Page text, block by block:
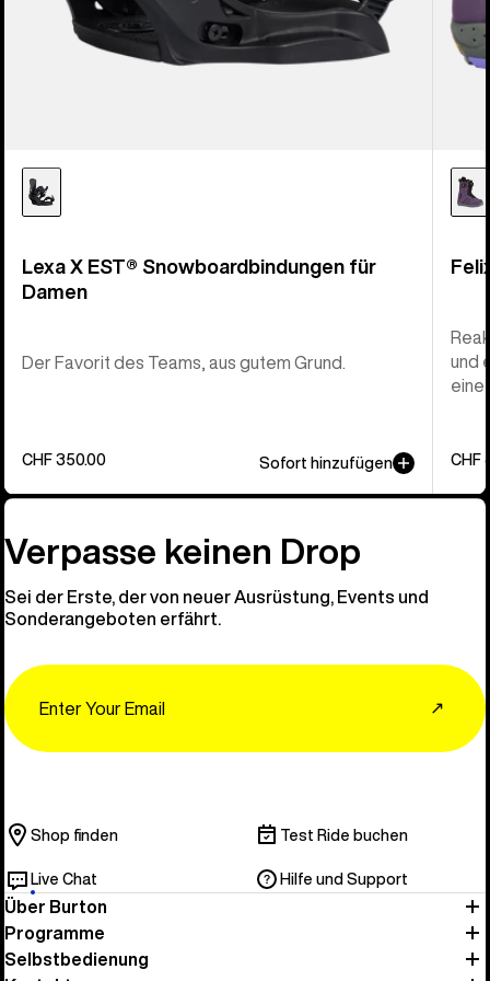
Lexa X EST® Snowboardbindungen für
Damen
Der Favorit des Teams, aus gutem Grund.
CHF 350.00 Sofort hinzufügen
und
eine
CHF
Verpasse keinen Drop
Sei der Erste, der von neuer Ausrüstung, Events und
Sonderangeboten erfährt.
↗
Shop finden Test Ride buchen
Live Chat Hilfe und Support
Über Burton
Programme
Selbstbedienung